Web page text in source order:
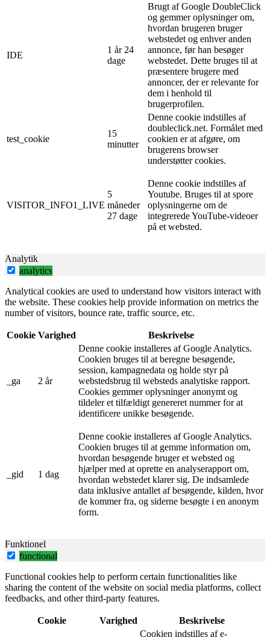
IDE
1 år 24
dage
Brugt af Google DoubleClick
og gemmer oplysninger om,
hvordan brugeren bruger
webstedet og enhver anden
annonce, før han besøger
webstedet. Dette bruges til at
præsentere brugere med
annoncer, der er relevante for
dem i henhold til
brugerprofilen.
test_cookie
15
minutter
Denne cookie indstilles af
doubleclick.net. Formålet med
cookien er at afgøre, om
brugerens browser
understøtter cookies.
VISITOR_INFO1_LIVE
5
måneder
27 dage
Denne cookie indstilles af
Youtube. Bruges til at spore
oplysningerne om de
integrerede YouTube-videoer
på et websted.
Analytik
analytics
Analytical cookies are used to understand how visitors interact with
the website. These cookies help provide information on metrics the
number of visitors, bounce rate, traffic source, etc.
Cookie Varighed Beskrivelse
_ga 2 år
Denne cookie installeres af Google Analytics.
Cookien bruges til at beregne besøgende,
session, kampagnedata og holde styr på
webstedsbrug til websteds analytiske rapport.
Cookies gemmer oplysninger anonymt og
tildeler et tilfældigt genereret nummer for at
identificere unikke besøgende.
_gid 1 dag
Denne cookie installeres af Google Analytics.
Cookien bruges til at gemme information om,
hvordan besøgende bruger et websted og
hjælper med at oprette en analyserapport om,
hvordan webstedet klarer sig. De indsamlede
data inklusive antallet af besøgende, kilden, hvor
de kommer fra, og siderne besøgte i en anonym
form.
Funktionel
functional
Functional cookies help to perform certain functionalities like
sharing the content of the website on social media platforms, collect
feedbacks, and other third-party features.
Cookie Varighed
Beskrivelse
Cookien indstilles af e-